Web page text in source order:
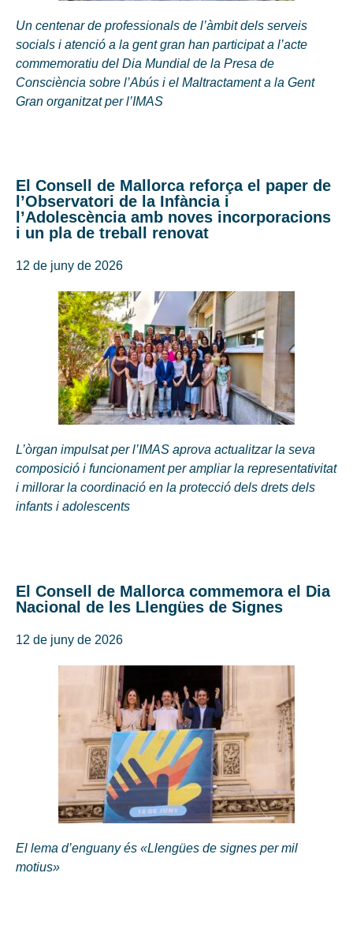
Un centenar de professionals de l’àmbit dels serveis
socials i atenció a la gent gran han participat a l’acte
commemoratiu del Dia Mundial de la Presa de
Consciència sobre l’Abús i el Maltractament a la Gent
Gran organitzat per l’IMAS
El Consell de Mallorca reforça el paper de
l’Observatori de la Infància i
l’Adolescència amb noves incorporacions
i un pla de treball renovat
12 de juny de 2026
L’òrgan impulsat per l’IMAS aprova actualitzar la seva
composició i funcionament per ampliar la representativitat
i millorar la coordinació en la protecció dels drets dels
infants i adolescents
El Consell de Mallorca commemora el Dia
Nacional de les Llengües de Signes
12 de juny de 2026
El lema d’enguany és «Llengües de signes per mil
motius»